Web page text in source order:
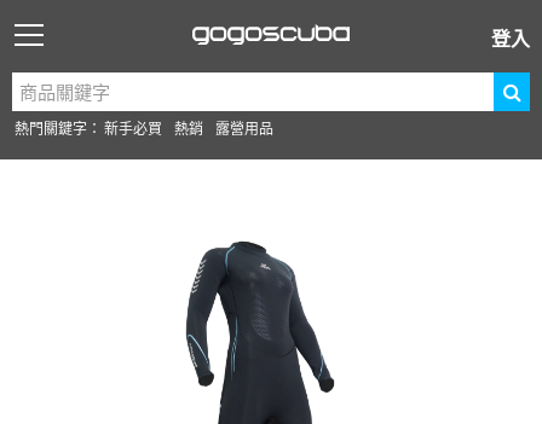
登入
熱門關鍵字： 新手必買 熱銷 露營用品